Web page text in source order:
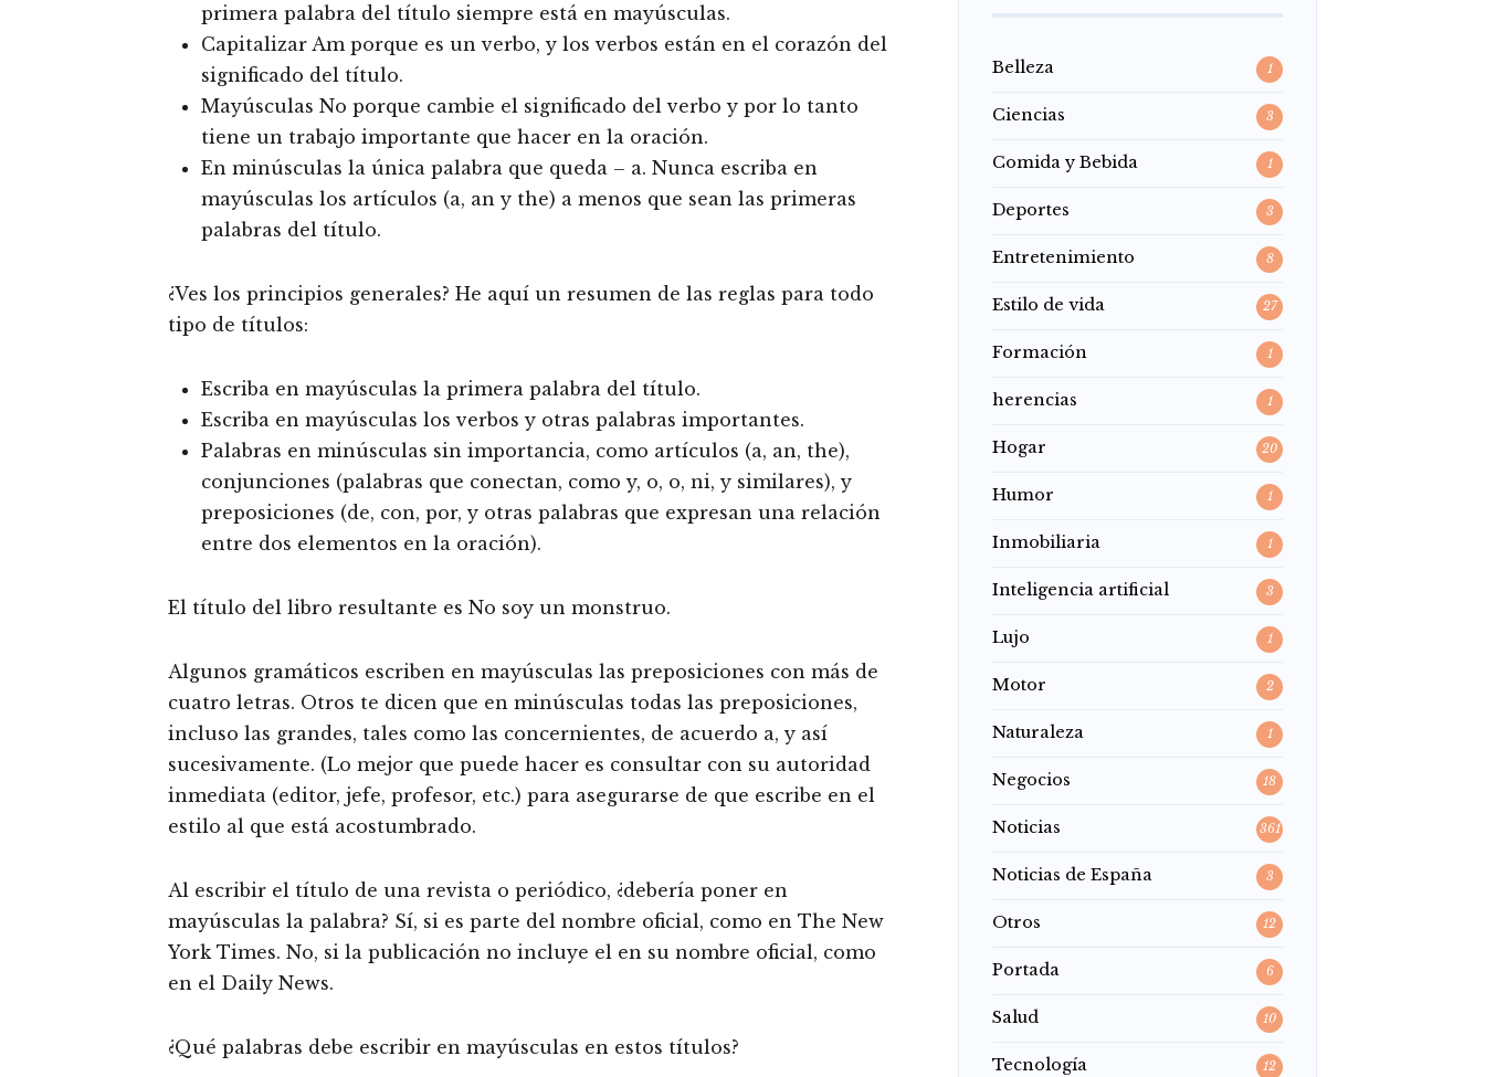
primera palabra del título siempre está en mayúsculas.
Capitalizar Am porque es un verbo, y los verbos están en el corazón del
significado del título.
Mayúsculas No porque cambie el significado del verbo y por lo tanto
tiene un trabajo importante que hacer en la oración.
En minúsculas la única palabra que queda – a. Nunca escriba en
mayúsculas los artículos (a, an y the) a menos que sean las primeras
palabras del título.
¿Ves los principios generales? He aquí un resumen de las reglas para todo
tipo de títulos:
Escriba en mayúsculas la primera palabra del título.
Escriba en mayúsculas los verbos y otras palabras importantes.
Palabras en minúsculas sin importancia, como artículos (a, an, the),
conjunciones (palabras que conectan, como y, o, o, ni, y similares), y
preposiciones (de, con, por, y otras palabras que expresan una relación
entre dos elementos en la oración).
El título del libro resultante es No soy un monstruo.
Algunos gramáticos escriben en mayúsculas las preposiciones con más de
cuatro letras. Otros te dicen que en minúsculas todas las preposiciones,
incluso las grandes, tales como las concernientes, de acuerdo a, y así
sucesivamente. (Lo mejor que puede hacer es consultar con su autoridad
inmediata (editor, jefe, profesor, etc.) para asegurarse de que escribe en el
estilo al que está acostumbrado.
Al escribir el título de una revista o periódico, ¿debería poner en
mayúsculas la palabra? Sí, si es parte del nombre oficial, como en The New
York Times. No, si la publicación no incluye el en su nombre oficial, como
en el Daily News.
¿Qué palabras debe escribir en mayúsculas en estos títulos?
Belleza 1
Ciencias 3
Comida y Bebida 1
Deportes 3
Entretenimiento 8
Estilo de vida 27
Formación 1
herencias 1
Hogar 20
Humor 1
Inmobiliaria 1
Inteligencia artificial 3
Lujo 1
Motor 2
Naturaleza 1
Negocios 18
Noticias 361
Noticias de España 3
Otros 12
Portada 6
Salud 10
Tecnología 12